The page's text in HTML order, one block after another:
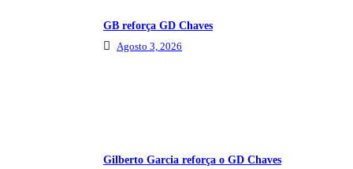
GB reforça GD Chaves
Agosto 3, 2026
Gilberto Garcia reforça o GD Chaves